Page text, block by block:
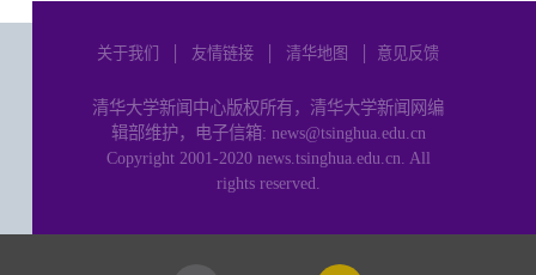
关于我们 友情链接 清华地图 意见反馈
清华大学新闻中心版权所有，清华大学新闻网编
辑部维护，电子信箱: news@tsinghua.edu.cn
Copyright 2001-2020 news.tsinghua.edu.cn. All
rights reserved.